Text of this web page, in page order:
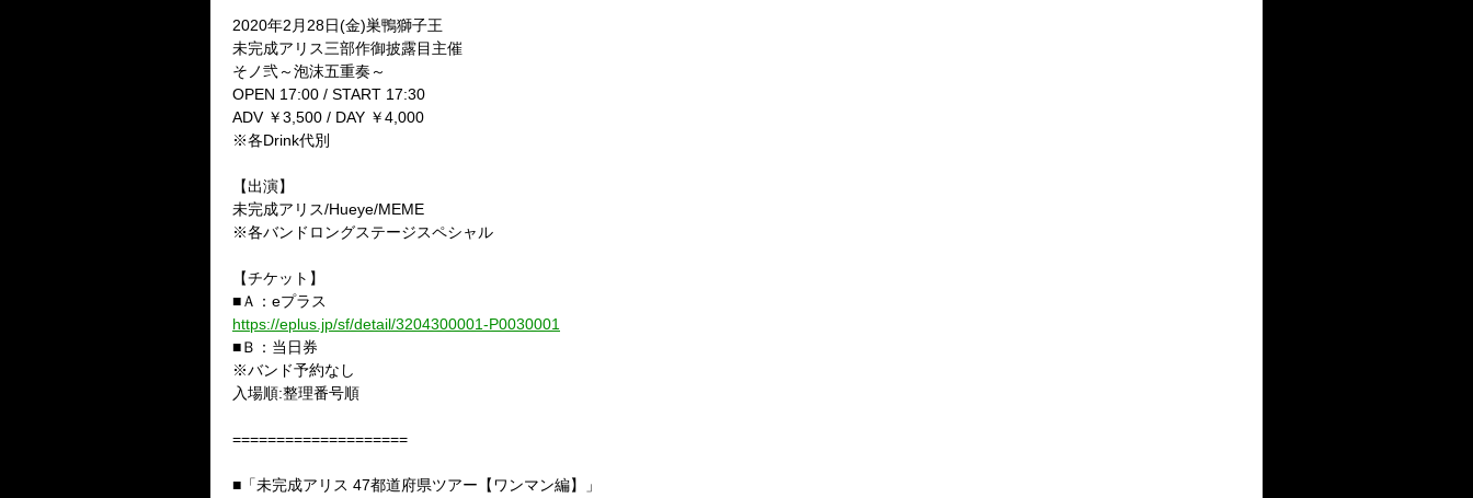
2020年2 月 28日(金)巣鴨獅子王
未完成アリス三部作御披露目主催
そノ弐～泡沫五重奏～
OPEN 17:00 / START 17:30
ADV ￥3,500 / DAY ￥4,000
※各Drink代別
【出演】
未完成アリス/Hueye/MEME
※各バンドロングステージスペシャル
【チケット】
■Ａ： eプラス
https://eplus.jp/sf/detail/3204300001-P0030001
■Ｂ：当日券
※バンド予約なし
入場順:整理番号順
====================
■「未完成アリス 47都道府県ツアー【ワンマン編】」